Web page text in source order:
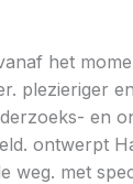
het
plezieriger
en
ontwerpt
weg. met